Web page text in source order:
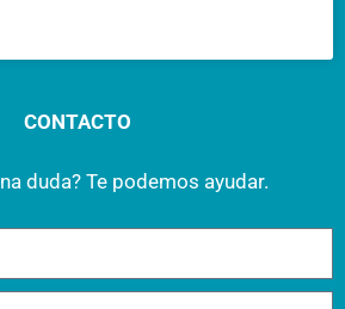
CONTACTO
duda? Te podemos ayudar.